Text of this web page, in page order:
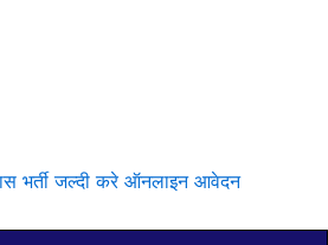
जल्दी करे ऑनलाइन आवेदन